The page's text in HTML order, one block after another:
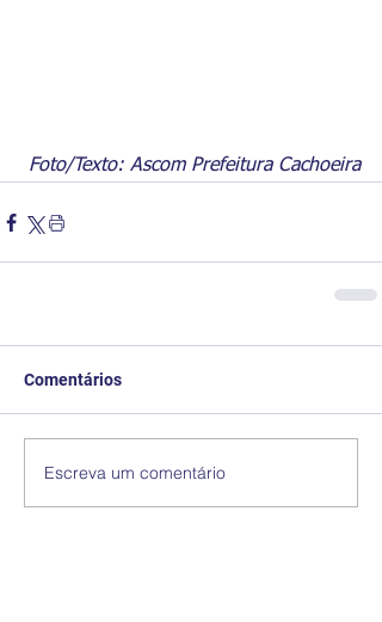
Foto/Texto: Ascom Prefeitura Cachoeira
Comentários
Escreva um comentário